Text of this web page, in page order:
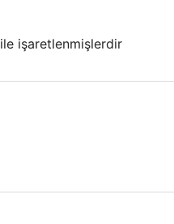
ile işaretlenmişlerdir